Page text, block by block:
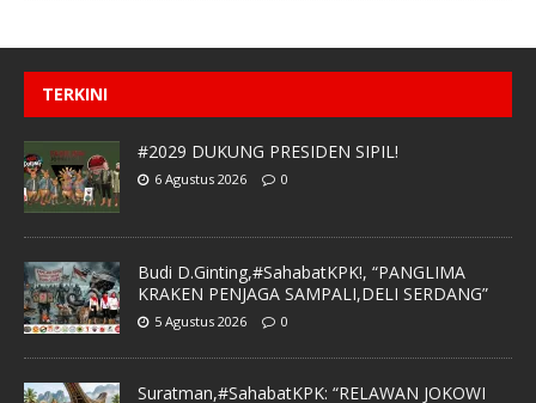
TERKINI
#2029 DUKUNG PRESIDEN SIPIL!
6 Agustus 2026 0
Budi D.Ginting,#SahabatKPK!, “PANGLIMA
KRAKEN PENJAGA SAMPALI,DELI SERDANG”
5 Agustus 2026 0
Suratman,#SahabatKPK: “RELAWAN JOKOWI